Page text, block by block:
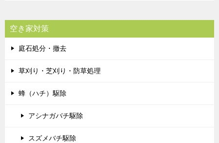
空き家対策
庭石処分・撤去
草刈り・芝刈り・防草処理
蜂（ハチ）駆除
アシナガバチ駆除
スズメバチ駆除